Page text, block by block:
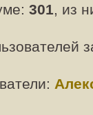
301, из